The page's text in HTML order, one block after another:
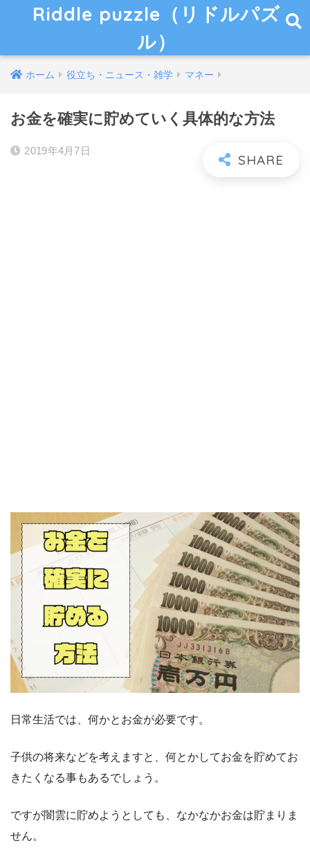
Riddle puzzle（リドルパズ
ル）
ホーム 役立ち・ニュース・雑学 マネー
お金を確実に貯めていく具体的な方法
2019年4月7日
日常生活では、何かとお金が必要です。
子供の将来などを考えますと、何とかしてお金を貯めてお
きたくなる事もあるでしょう。
ですが闇雲に貯めようとしても、なかなかお金は貯まりま
せん。